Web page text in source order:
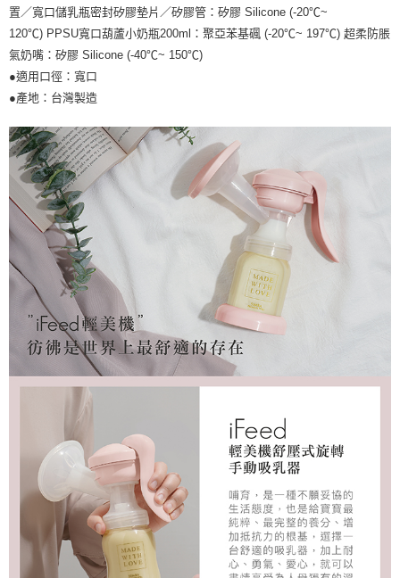
置／寬口儲乳瓶密封矽膠墊片／矽膠管：矽膠 Silicone (-20℃~
120℃) PPSU寬口葫蘆小奶瓶200ml：聚亞苯基碸 (-20℃~ 197℃) 超柔防脹
氣奶嘴：矽膠 Silicone (-40℃~ 150℃)
●適用口徑：寬口
●產地：台灣製造